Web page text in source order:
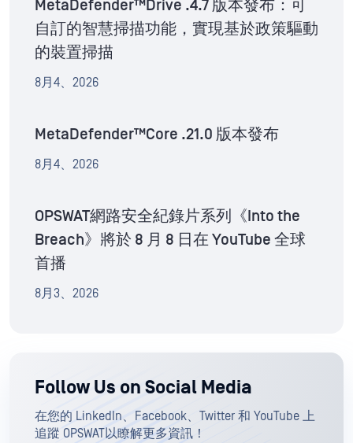
MetaDefender™Drive .4.7 版本發布：可
自訂的智慧掃描功能，實現基於政策驅動
的裝置掃描
8月4、2026
MetaDefender™Core .21.0 版本發布
8月4、2026
OPSWAT網路安全紀錄片系列《Into the
Breach》將於 8 月 8 日在 YouTube 全球
首播
8月3、2026
Follow Us on Social Media
在您的 LinkedIn、Facebook、Twitter 和 YouTube 上
追蹤 OPSWAT以瞭解更多資訊！